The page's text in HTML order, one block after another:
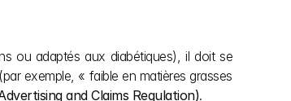
ou adaptés aux diabétiques), il doit se
exemple, « faible en matières grasses
and Claims Regulation).